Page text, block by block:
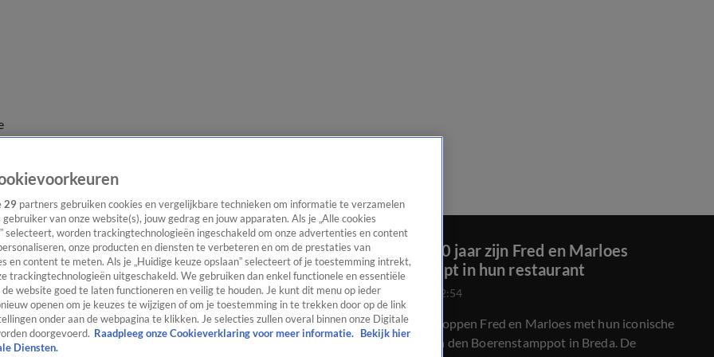
Na ruim 50 jaar zijn Fred en Marloes
uitgestampt in hun restaurant
2 mei 2025, 22:54
Na 52 jaar stoppen Fred en Marloes met hun iconische
restaurant In den Boerenstamppot in Breda. De
29 partners gebruiken cookies en vergelijkbare technieken om informatie te verzamelen
gebruiker van onze website(s), jouw gedrag en jouw apparaten. Als je „Alle cookies
selecteert, worden trackingtechnologieën ingeschakeld om onze advertenties en content
onze producten en diensten te verbeteren en om de prestaties van
en content te meten. Als je „Huidige keuze opslaan” selecteert of je toestemming intrekt,
trackingtechnologieën uitgeschakeld. We gebruiken dan enkel functionele en essentiële
de website goed te laten functioneren en veilig te houden. Je kunt dit menu op ieder
openen om je keuzes te wijzigen of om je toestemming in te trekken door op de link
onder aan de webpagina te klikken. Je selecties zullen overal binnen onze Digitale
doorgevoerd. Raadpleeg onze Cookieverklaring voor meer informatie. Bekijk hier
Diensten.